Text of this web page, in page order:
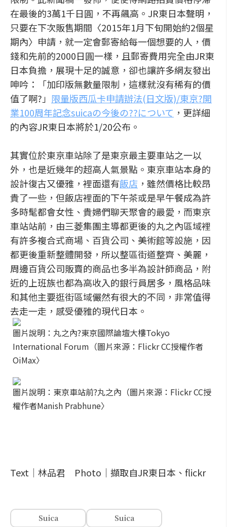
在最後的3萬1千日圓，不再飆高。JR東日本聲明，
只要在下次販售期間〈2015年1月下旬開始約2個星
期內〉申請，就一定會郵寄給每一個想要的人，價
錢和先前的2000日圓一樣，且郵寄費用完全由JR東
日本負擔，展現十足的誠意，卻也讓許多網友發出
呻吟：「加印版無數量限制，這樣就沒有稀有的價
值了啊?」 限量版西瓜卡申請辦法(日文版)/東京?開
業100周年記念suicaの今後の??について ，更詳細
的內容JR東日本將於1/20公布。
其實位於東京車站除了是東京最主要車站之一以
外，也是近幾年的超高人氣景點。東京車站本身的
設計復古又優雅，裡面還有飯店 ，雖然價格比較昂
貴了一些，但飯店裡面的下午茶或是早午餐成為許
多時髦都會女性、貴婦們聊天聚會的最愛，而東京
車站站前，由三菱集團主導都更後的丸之內區域裡
有許多複合式商場、百貨公司、美術館等設施，因
都更後重新整體開發，所以整區街道整齊、美麗，
周邊百貨公司販賣的商品也多半為設計師商品，附
近的上班族也都為高收入的銀行員居多，風格品味
和其他主要逛街區域儼然有很大的不同，非常值得
去走一走，感受優雅的現代日本。
圖片說明：丸之內?東京國際論壇大樓Tokyo
International Forum（圖片來源：Flickr CC授權作者
OiMax〉
圖片說明：東京車站前?丸之內（圖片來源：Flickr CC授
權作者Manish Prabhune〉
Text│林品君 Photo│擷取自JR東日本、flickr
Suica Suica